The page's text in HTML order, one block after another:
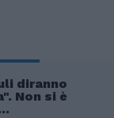
diranno
Non si è